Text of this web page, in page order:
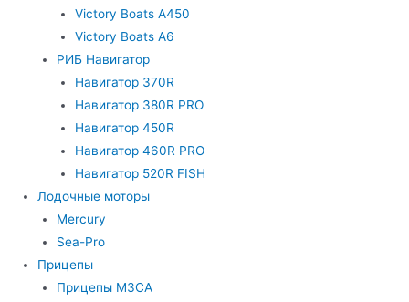
Victory Boats A450
Victory Boats A6
РИБ Навигатор
Навигатор 370R
Навигатор 380R PRO
Навигатор 450R
Навигатор 460R PRO
Навигатор 520R FISH
Лодочные моторы
Mercury
Sea-Pro
Прицепы
Прицепы МЗСА